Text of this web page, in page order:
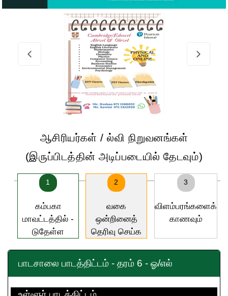
ஆசிரியர்கள் / ல்வி நிறுவனங்கள்
(இருப்பிடத்தின் அடிப்படையில் தேடவும்)
1
கம்பகா
மாவட்டத்தில் -
டுதேள்ள
2
வகை
ஒன்றினைத்
தெரிவு செய்க
3
விளம்பரங்களைக்
காணவும்
பாடசாலை பாடத்திட்டம் - தரம் 6 - ஓ/எல்